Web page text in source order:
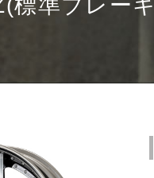
標準ブレー